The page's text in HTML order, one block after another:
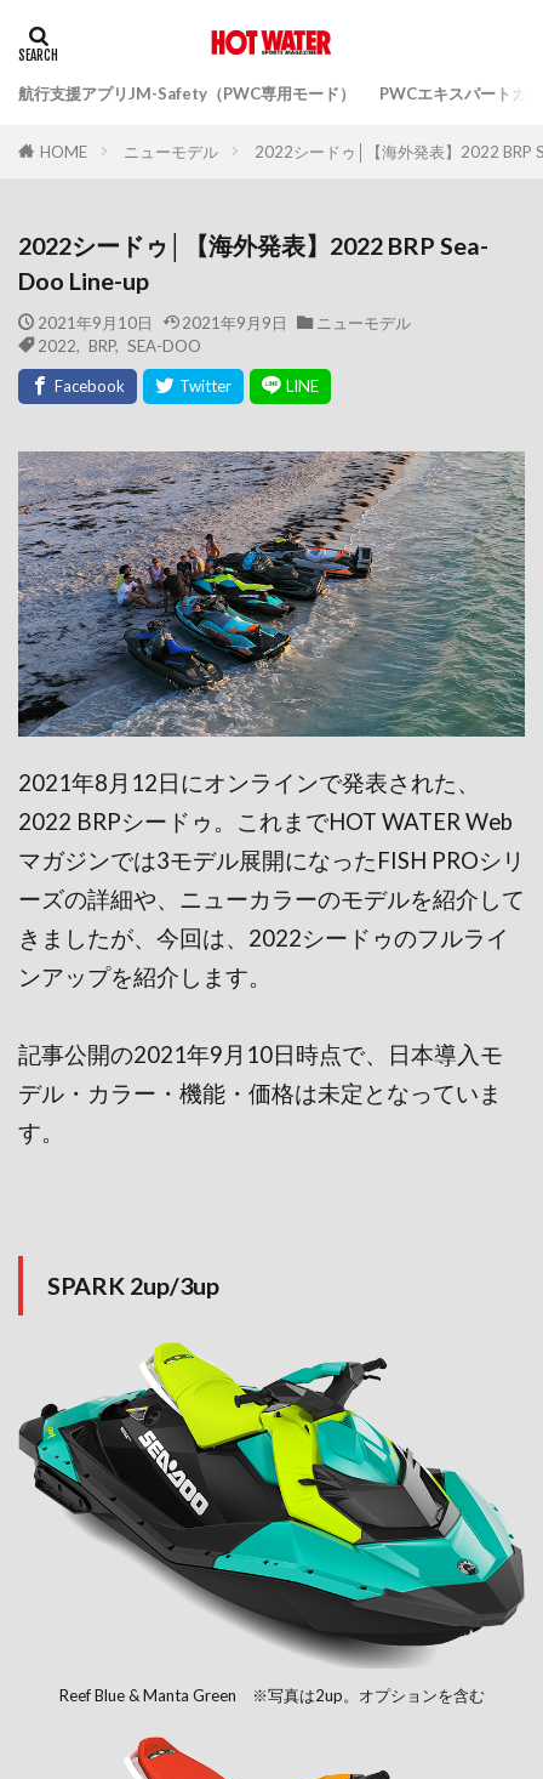
航行支援アプリJM-Safety（PWC専用モード） PWCエキスパートガ
HOME ニューモデル 2022シードゥ│【海外発表】2022 BRP
2022シードゥ│【海外発表】2022 BRP Sea-
Doo Line-up
2021年9月10日 2021年9月9日
ニューモデル
2022
BRP, SEA-DOO
2021年8月12日にオンラインで発表された、
2022 BRPシードゥ。これまでHOT WATER Web
マガジンでは3モデル展開になったFISH PROシリ
ーズの詳細や、ニューカラーのモデルを紹介して
きましたが、今回は、2022シードゥのフルライ
ンアップを紹介します。
記事公開の2021年9月10日時点で、日本導入モ
デル・カラー・機能・価格は未定となっていま
す。
SPARK 2up/3up
Reef Blue & Manta Green ※写真は2up。オプションを含む